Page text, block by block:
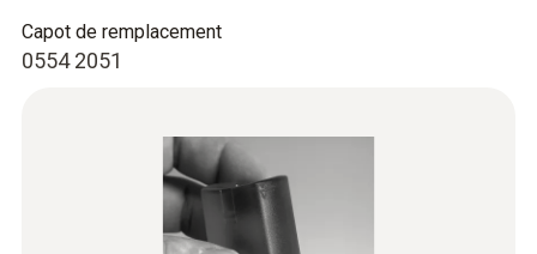
0554 2051
Capot de remplacement